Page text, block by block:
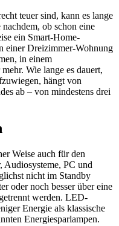
teuer sind, kann es lange
nachdem, ob schon eine
ein Smart-Home-
einer Dreizimmer-Wohnung
in einem
Wie lange es dauert,
hängt von
ab – von mindestens drei
Weise auch für den
Audiosysteme, PC und
nicht im Standby
oder noch besser über eine
werden. LED-
Energie als klassische
Energiesparlampen.